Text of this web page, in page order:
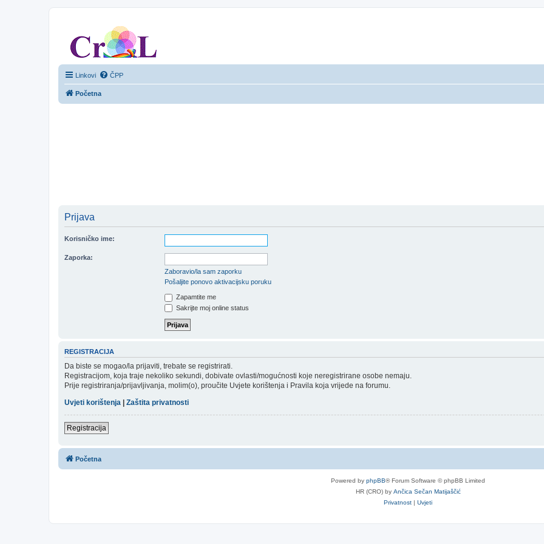
Linkovi ČPP
Početna
Prijava
Korisničko ime:
Zaporka:
Zaboravio/la sam zaporku
Pošaljite ponovo aktivacijsku poruku
Zapamtite me
Sakrijte moj online status
REGISTRACIJA
Da biste se mogao/la prijaviti, trebate se registrirati.
Registracijom, koja traje nekoliko sekundi, dobivate ovlasti/mogućnosti koje neregistrirane osobe nemaju.
Prije registriranja/prijavljivanja, molim(o), proučite Uvjete korištenja i Pravila koja vrijede na forumu.
Uvjeti korištenja | Zaštita privatnosti
Registracija
Početna
Powered by phpBB® Forum Software © phpBB Limited
HR (CRO) by Ančica Sečan Matijaščić
Privatnost | Uvjeti